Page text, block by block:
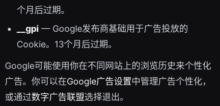
个月后过期。
__gpi — Google发布商基础用于广告投放的
Cookie。13个月后过期。
Google可能使用你在不同网站上的浏览历史来个性化
广告。你可以在Google广告设置中管理广告个性化，
或通过数字广告联盟选择退出。